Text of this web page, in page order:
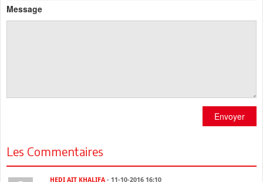
Message
Envoyer
Les Commentaires
HEDI AIT KHALIFA - 11-10-2016 16:10